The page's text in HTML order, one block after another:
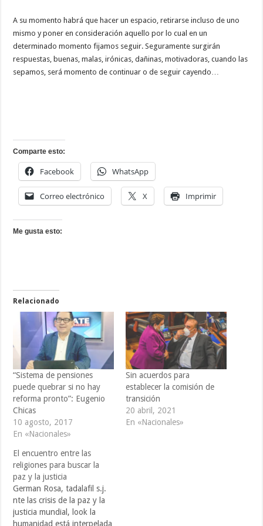
A su momento habrá que hacer un espacio, retirarse incluso de uno
mismo y poner en consideración aquello por lo cual en un
determinado momento fijamos seguir. Seguramente surgirán
respuestas, buenas, malas, irónicas, dañinas, motivadoras, cuando las
sepamos, será momento de continuar o de seguir cayendo…
Comparte esto:
Facebook WhatsApp
Correo electrónico X Imprimir
Me gusta esto:
Relacionado
“Sistema de pensiones
puede quebrar si no hay
reforma pronto”: Eugenio
Chicas
10 agosto, 2017
En «Nacionales»
Sin acuerdos para
establecer la comisión de
transición
20 abril, 2021
En «Nacionales»
El encuentro entre las
religiones para buscar la
paz y la justicia
German Rosa, tadalafil s.j.
nte las crisis de la paz y la
justicia mundial, look la
humanidad está interpelada